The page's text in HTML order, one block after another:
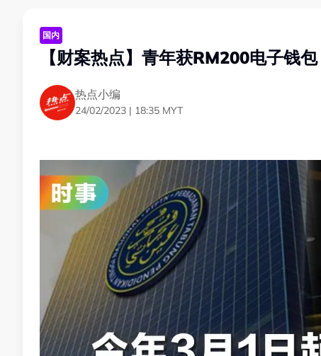
国内
【财案热点】青年获RM200电子钱
热点小编
24/02/2023 | 18:35 MYT